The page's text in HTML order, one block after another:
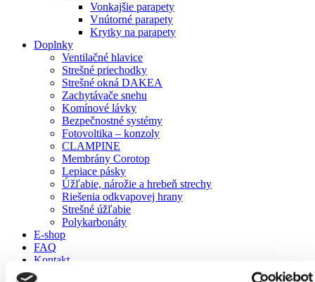
Vonkajšie parapety
Vnútorné parapety
Krytky na parapety
Doplnky
Ventilačné hlavice
Strešné priechodky
Strešné okná DAKEA
Zachytávače snehu
Komínové lávky
Bezpečnostné systémy
Fotovoltika – konzoly
CLAMPINE
Membrány Corotop
Lepiace pásky
Úžľabie, nárožie a hrebeň strechy
Riešenia odkvapovej hrany
Strešné úžľabie
Polykarbonáty
E-shop
FAQ
Kontakt